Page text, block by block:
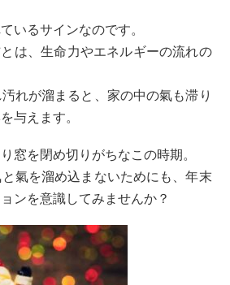
いるサインなのです。
は、生命力やエネルギーの流れの
れが溜まると、家の中の氣も滞り
与えます。
窓を閉め切りがちなこの時期。
氣を溜め込まないためにも、年末
ンを意識してみませんか？